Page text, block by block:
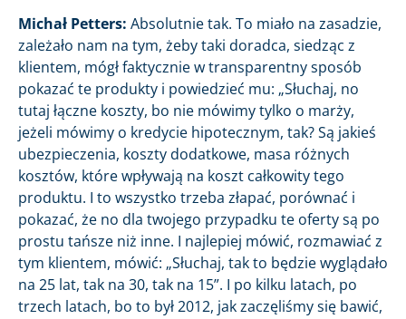
Michał Petters: Absolutnie tak. To miało na zasadzie,
zależało nam na tym, żeby taki doradca, siedząc z
klientem, mógł faktycznie w transparentny sposób
pokazać te produkty i powiedzieć mu: „Słuchaj, no
tutaj łączne koszty, bo nie mówimy tylko o marży,
jeżeli mówimy o kredycie hipotecznym, tak? Są jakieś
ubezpieczenia, koszty dodatkowe, masa różnych
kosztów, które wpływają na koszt całkowity tego
produktu. I to wszystko trzeba złapać, porównać i
pokazać, że no dla twojego przypadku te oferty są po
prostu tańsze niż inne. I najlepiej mówić, rozmawiać z
tym klientem, mówić: „Słuchaj, tak to będzie wyglądało
na 25 lat, tak na 30, tak na 15”. I po kilku latach, po
trzech latach, bo to był 2012, jak zaczęliśmy się bawić,